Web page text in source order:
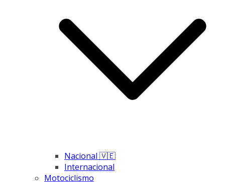
Nacional 🇻🇪
Internacional
Motociclismo